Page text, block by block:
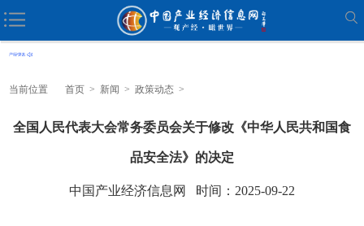
当前位置 首页 > 新闻 > 政策动态 >
全国人民代表大会常务委员会关于修改《中华人民共和国食
品安全法》的决定
中国产业经济信息网 时间：2025-09-22